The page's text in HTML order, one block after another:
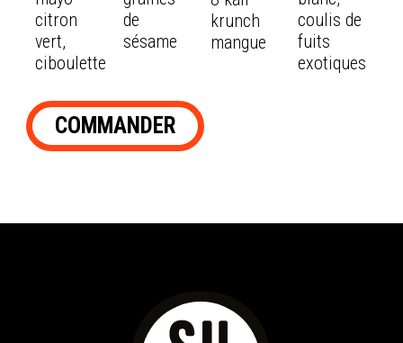
citron
vert,
ciboulette
de
sésame
krunch
mangue
coulis de
fuits
exotiques
COMMANDER